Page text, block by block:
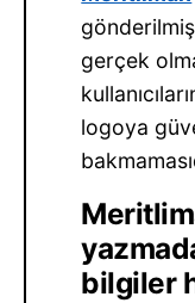
gerçek
logoya
bilgiler